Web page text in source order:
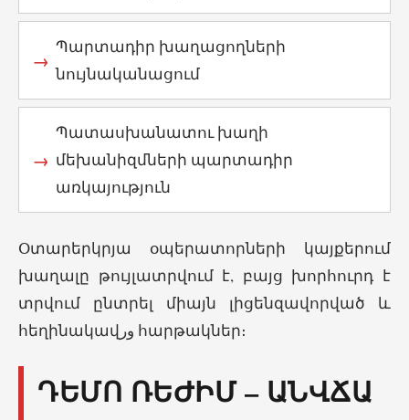
Պարտադիր խաղացողների
նույնականացում
Պատասխանատու խաղի
մեխանիզմների պարտադիր
առկայություն
Օտարերկրյա օպերատորների կայքերում
խաղալը թույլատրվում է, բայց խորհուրդ է
տրվում ընտրել միայն լիցենզավորված և
հեղինակավور հարթակներ։
ԴԵՄՈ ՌԵԺԻՄ – ԱՆՎՃԱ